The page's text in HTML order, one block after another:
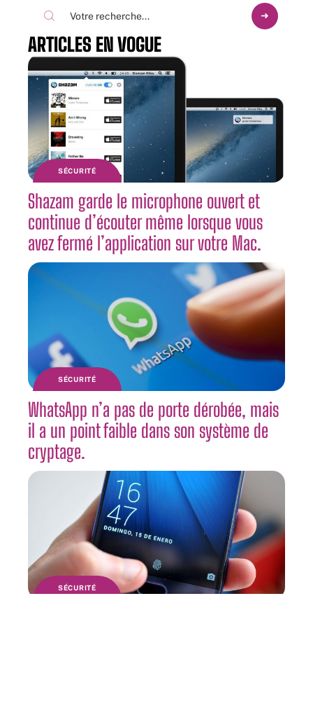
ARTICLES EN VOGUE
SÉCURITÉ
Shazam garde le microphone ouvert et
continue d’écouter même lorsque vous
avez fermé l’application sur votre Mac.
SÉCURITÉ
WhatsApp n’a pas de porte dérobée, mais
il a un point faible dans son système de
cryptage.
SÉCURITÉ